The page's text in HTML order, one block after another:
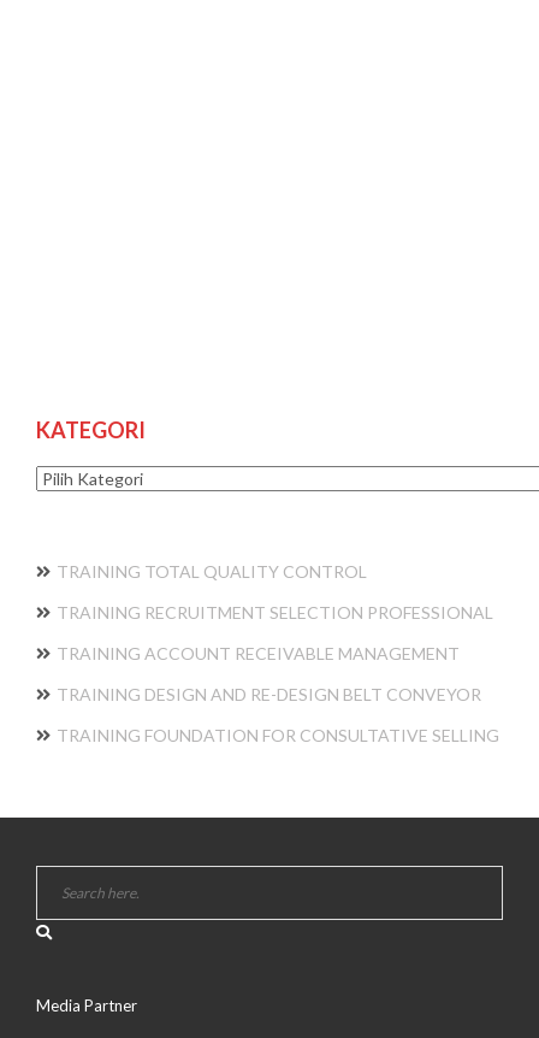
KATEGORI
Kategori
TRAINING TOTAL QUALITY CONTROL
TRAINING RECRUITMENT SELECTION PROFESSIONAL
TRAINING ACCOUNT RECEIVABLE MANAGEMENT
TRAINING DESIGN AND RE-DESIGN BELT CONVEYOR
TRAINING FOUNDATION FOR CONSULTATIVE SELLING
Media Partner